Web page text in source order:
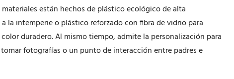
están hechos de plástico ecológico de alta
la intemperie o plástico reforzado con fibra de vidrio para
duradero. Al mismo tiempo, admite la personalización para
fotografías o un punto de interacción entre padres e